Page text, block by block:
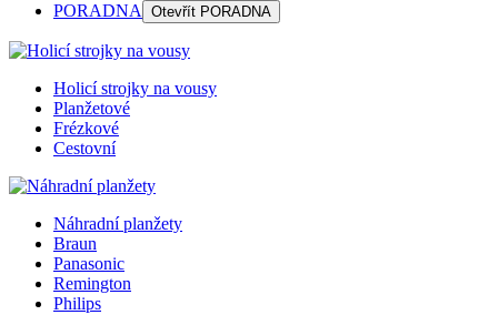
PORADNA Otevřít PORADNA
Holicí strojky na vousy
Planžetové
Frézkové
Cestovní
Náhradní planžety
Braun
Panasonic
Remington
Philips